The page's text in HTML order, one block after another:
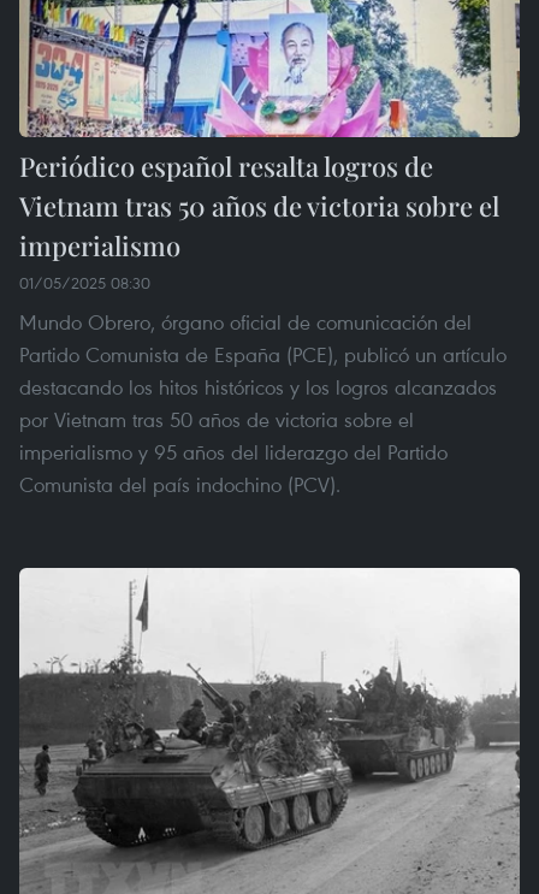
Periódico español resalta logros de
Vietnam tras 50 años de victoria sobre el
imperialismo
01/05/2025 08:30
Mundo Obrero, órgano oficial de comunicación del
Partido Comunista de España (PCE), publicó un artículo
destacando los hitos históricos y los logros alcanzados
por Vietnam tras 50 años de victoria sobre el
imperialismo y 95 años del liderazgo del Partido
Comunista del país indochino (PCV).